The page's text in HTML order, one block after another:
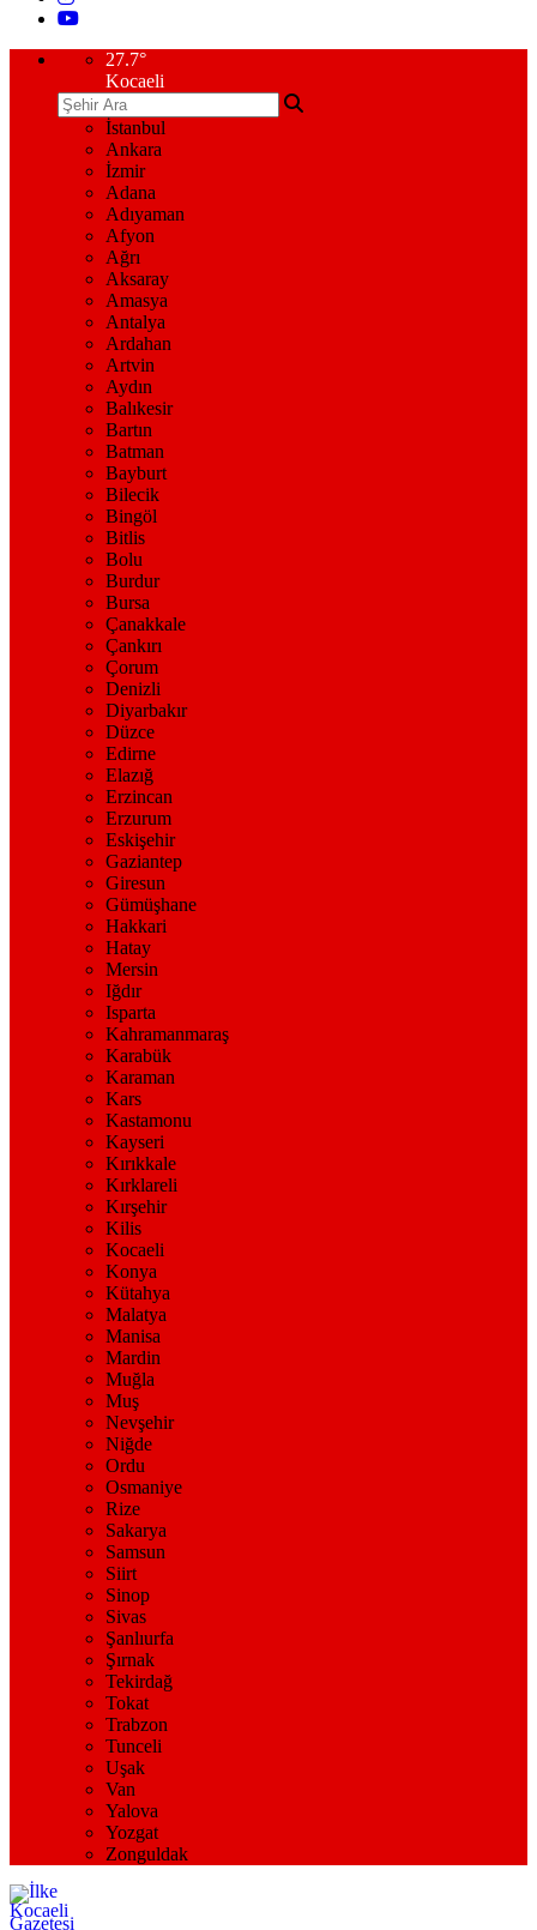
27.7°
Kocaeli
İstanbul
Ankara
İzmir
Adana
Adıyaman
Afyon
Ağrı
Aksaray
Amasya
Antalya
Ardahan
Artvin
Aydın
Balıkesir
Bartın
Batman
Bayburt
Bilecik
Bingöl
Bitlis
Bolu
Burdur
Bursa
Çanakkale
Çankırı
Çorum
Denizli
Diyarbakır
Düzce
Edirne
Elazığ
Erzincan
Erzurum
Eskişehir
Gaziantep
Giresun
Gümüşhane
Hakkari
Hatay
Mersin
Iğdır
Isparta
Kahramanmaraş
Karabük
Karaman
Kars
Kastamonu
Kayseri
Kırıkkale
Kırklareli
Kırşehir
Kilis
Kocaeli
Konya
Kütahya
Malatya
Manisa
Mardin
Muğla
Muş
Nevşehir
Niğde
Ordu
Osmaniye
Rize
Sakarya
Samsun
Siirt
Sinop
Sivas
Şanlıurfa
Şırnak
Tekirdağ
Tokat
Trabzon
Tunceli
Uşak
Van
Yalova
Yozgat
Zonguldak